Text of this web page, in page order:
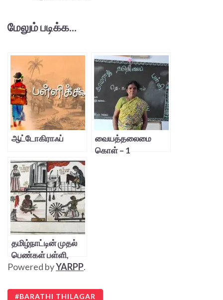
மேலும் படிக்க...
ஆட்டோகிராஃப்
வையத்தலைமை
கொள் – 1
தமிழ்நாட்டின் முதல்
பெண்கள் பள்ளி,
அதைத் தாங்கிப்
ஆசிரியர்கள்!
Powered byYARPP.
BARATHI THILAGAR